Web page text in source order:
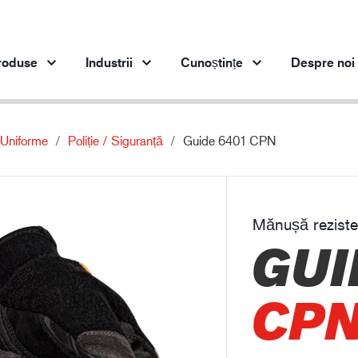
Industria ingineriei
Industria de petrol și gaze
Construcții
Logistică
Industrii
Industria oțelului
Cunoștințe Despre noi
Uniforme Poliție / Siguranță Guide 6401 CPN
Mănușă